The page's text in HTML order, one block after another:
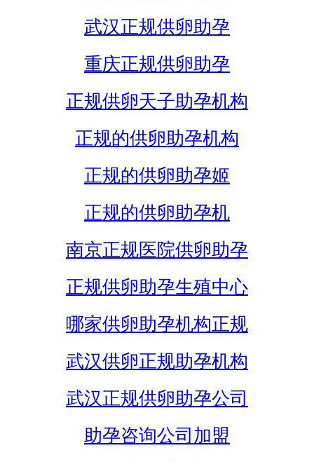
武汉正规供卵助孕
重庆正规供卵助孕
正规供卵天子助孕机构
正规的供卵助孕机构
正规的供卵助孕姬
正规的供卵助孕机
南京正规医院供卵助孕
正规供卵助孕生殖中心
哪家供卵助孕机构正规
武汉供卵正规助孕机构
武汉正规供卵助孕公司
助孕咨询公司加盟